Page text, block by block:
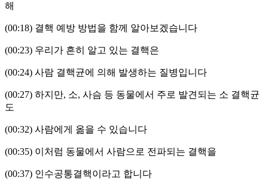
해
(00:18) 결핵 예방 방법을 함께 알아보겠습니다
(00:23) 우리가 흔히 알고 있는 결핵은
(00:24) 사람 결핵균에 의해 발생하는 질병입니다
(00:27) 하지만, 소, 사슴 등 동물에서 주로 발견되는 소 결핵균
도
(00:32) 사람에게 옮을 수 있습니다
(00:35) 이처럼 동물에서 사람으로 전파되는 결핵을
(00:37) 인수공통결핵이라고 합니다